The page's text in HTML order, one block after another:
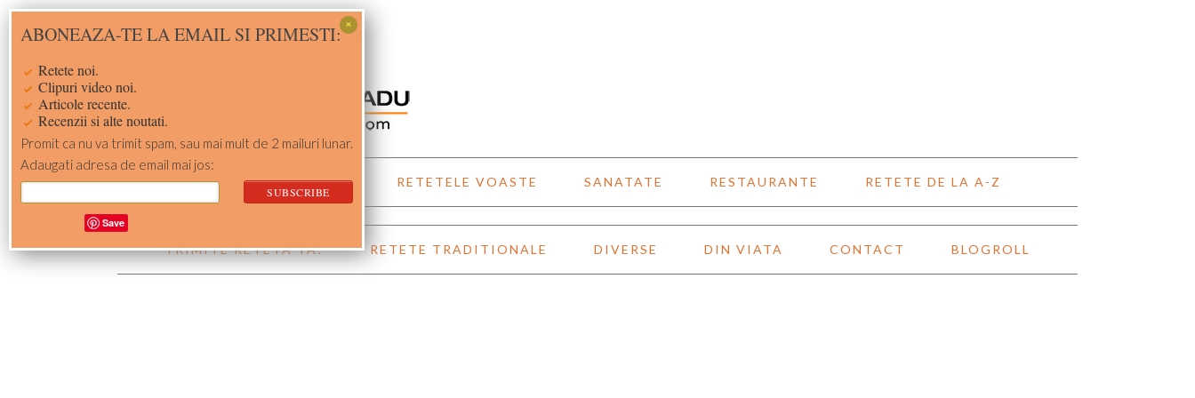
Skip
to
Skip
to
Skip
to
Skip
to
ACASA RETETE RETETELE VOASTE SANATATE RESTAURANTE RETETE DE LA A-Z
TRIMITE RETETA TA! RETETE TRADITIONALE DIVERSE DIN VIATA CONTACT BLOGROLL
ABONEAZA-TE LA EMAIL SI PRIMESTI:
Retete noi.
Clipuri video noi.
Articole recente.
Recenzii si alte noutati.
Promit ca nu va trimit spam, sau mai mult de 2 mailuri lunar.
Adaugati adresa de email mai jos:
Save